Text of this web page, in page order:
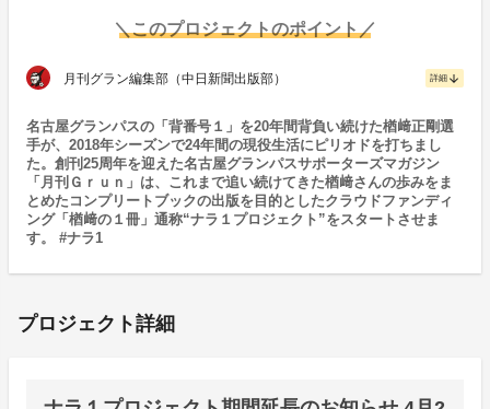
＼このプロジェクトのポイント／
月刊グラン編集部（中日新聞出版部） 詳細 arrow_downward
名古屋グランパスの「背番号１」を20年間背負い続けた楢﨑正剛選
手が、2018年シーズンで24年間の現役生活にピリオドを打ちまし
た。創刊25周年を迎えた名古屋グランパスサポーターズマガジン
「月刊Ｇｒｕｎ」は、これまで追い続けてきた楢﨑さんの歩みをま
とめたコンプリートブックの出版を目的としたクラウドファンディ
ング「楢﨑の１冊」通称“ナラ１プロジェクト”をスタートさせま
す。 #ナラ1
プロジェクト詳細